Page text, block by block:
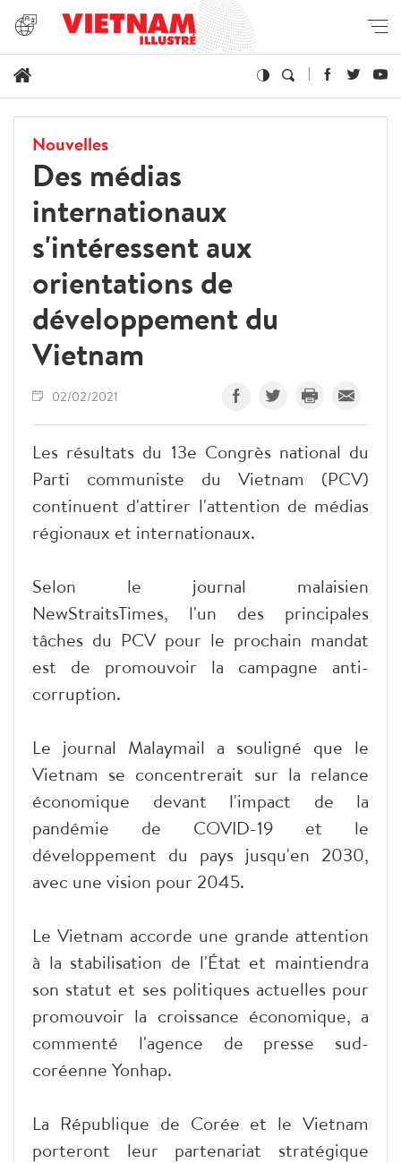
Nouvelles
Des médias
internationaux
s'intéressent aux
orientations de
développement du
Vietnam
02/02/2021
Les résultats du 13e Congrès national du
Parti communiste du Vietnam (PCV)
continuent d'attirer l'attention de médias
régionaux et internationaux.
Selon le journal malaisien
NewStraitsTimes, l'un des principales
tâches du PCV pour le prochain mandat
est de promouvoir la campagne anti-
corruption.
Le journal Malaymail a souligné que le
Vietnam se concentrerait sur la relance
économique devant l'impact de la
pandémie de COVID-19 et le
développement du pays jusqu'en 2030,
avec une vision pour 2045.
Le Vietnam accorde une grande attention
à la stabilisation de l'État et maintiendra
son statut et ses politiques actuelles pour
promouvoir la croissance économique, a
commenté l'agence de presse sud-
coréenne Yonhap.
La République de Corée et le Vietnam
porteront leur partenariat stratégique